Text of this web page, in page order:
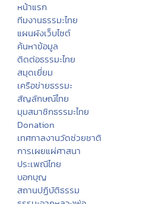
หน้าแรก
ทีมงานธรรมะไทย
แผนผังเว็บไซต์
ค้นหาข้อมูล
ติดต่อธรรมะไทย
สมุดเยี่ยม
เครือข่ายธรรมะ
สัญลักษณ์ไทย
มุมสมาชิกธรรมะไทย
Donation
เทศกาลงานวัดช่วยชาติ
การเผยแผ่ศาสนา
ประเพณีไทย
บอกบุญ
สถานปฏิบัติธรรม